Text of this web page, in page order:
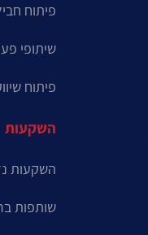
פיתוח
שיתופי
פיתוח
השקעות
השקעות
שותפות